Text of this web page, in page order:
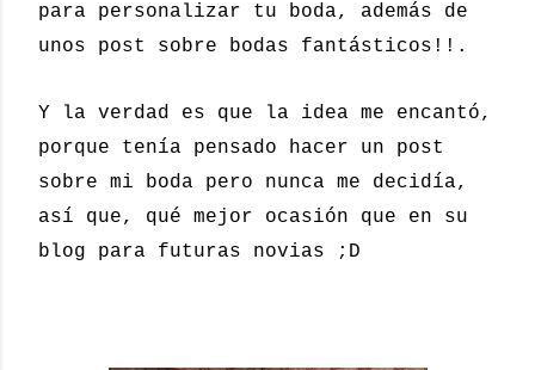
para personalizar tu boda, además de
unos post sobre bodas fantásticos!!.
Y la verdad es que la idea me encantó,
porque tenía pensado hacer un post
sobre mi boda pero nunca me decidía,
así que, qué mejor ocasión que en su
blog para futuras novias ;D